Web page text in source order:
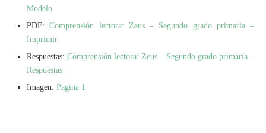
Modelo
PDF:Comprensión lectora: Zeus – Segundo grado primaria –
Imprimir
Respuestas: Comprensión lectora: Zeus – Segundo grado primaria –
Respuestas
Imagen: Pagina 1